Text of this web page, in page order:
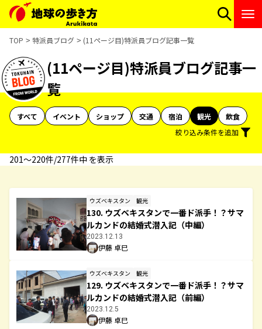
TOP 特派員ブログ (11ページ目)特派員ブログ記事一覧
(11ページ目)特派員ブログ記事一
覧
すべて イベント ショップ 交通 宿泊 観光
飲食
絞り込み条件を追加
201〜220件/277件中 を表示
ウズベキスタン 観光
130. ウズベキスタンで一番ド派手！？サマ
ルカンドの結婚式潜入記（中編）
2023.12.13
伊藤 卓巳
ウズベキスタン 観光
129. ウズベキスタンで一番ド派手！？サマ
ルカンドの結婚式潜入記（前編）
2023.12.5
伊藤 卓巳